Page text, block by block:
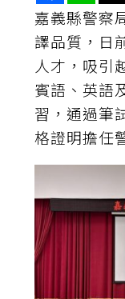
嘉義縣警察
譯品質，日
人才，吸引
賓語、英語
習，通過筆
格證明擔任